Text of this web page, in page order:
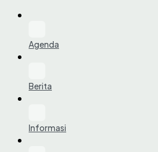
Agenda
Berita
Informasi